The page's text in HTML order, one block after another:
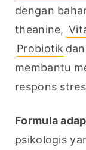
dengan
theanine,
Probiotik
membantu
respons
Formula
psikologis